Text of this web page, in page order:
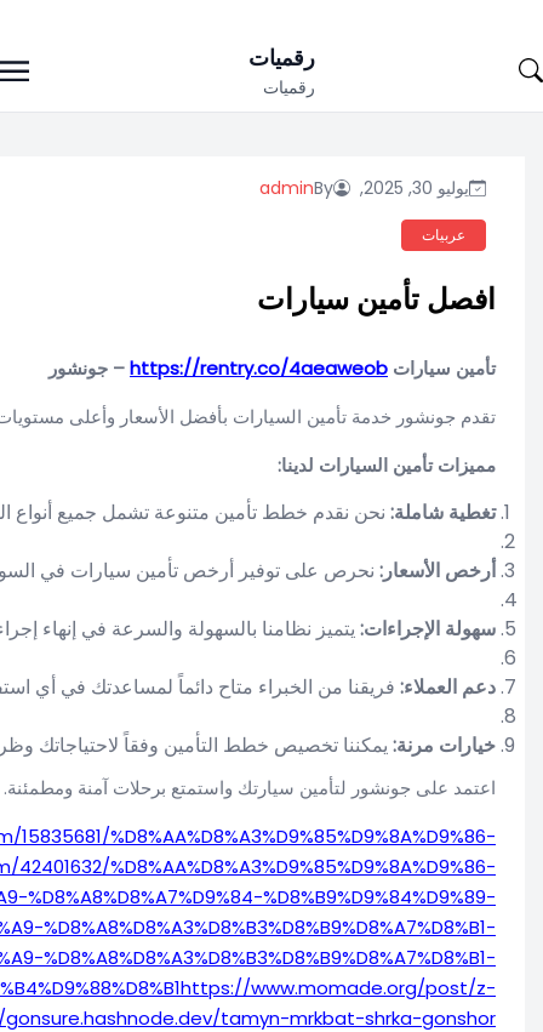
%D8%AA%D8%A3%D9%85%D9%8A%D9%86-
%D8%AA%D8%A3%D9%85%D9%8A%D9%86-
%D8%AA%D8%A3%D9%85%D9%8A%D9%86-
5448686/
goes-here-qrztb3t0ellv4qdd/wish/